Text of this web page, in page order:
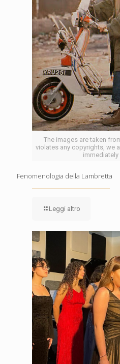
The images are taken
violates any copyrights, we
Fenomenologia della Lambretta
Leggi altro